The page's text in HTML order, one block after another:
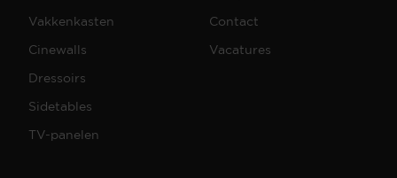
Vakkenkasten
Cinewalls
Dressoirs
Sidetables
TV-panelen
Contact
Vacatures